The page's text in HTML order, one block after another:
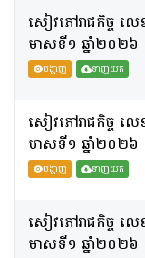
សៀវភៅរាជកិច្ច ល
មាសទី១ ឆ្នាំ២០២៦
បង្ហាញ ទាញយក
សៀវភៅរាជកិច្ច ល
មាសទី១ ឆ្នាំ២០២៦
បង្ហាញ ទាញយក
សៀវភៅរាជកិច្ច ល
មាសទី១ ឆ្នាំ២០២៦